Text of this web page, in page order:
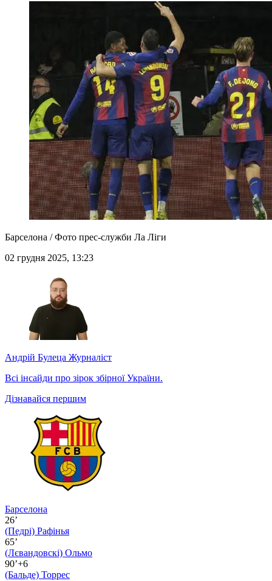
Барселона / Фото прес-служби Ла Ліги
02 грудня 2025, 13:23
Андрій Булеца Журналіст
Всі інсайди про зірок збірної України.
Дізнавайся першим
Барселона
26’
(Педрі) Рафінья
65’
(Лєвандовскі) Ольмо
90’+6
(Бальде) Торрес